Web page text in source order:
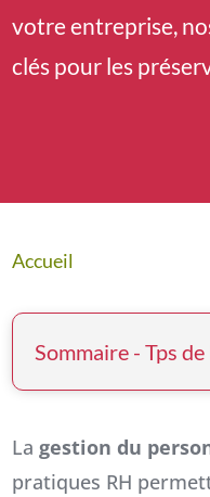
votre entreprise,
clés pour les
Accueil
Sommaire - Tps
Lagestion du
pratiques RH